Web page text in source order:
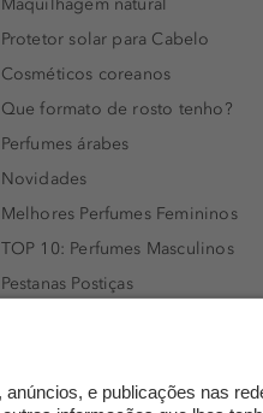
Protetor solar para Cabelo
Cosméticos coreanos
Que formato de rosto tenho?
Perfumes árabes
Novidades
Melhores Perfumes Femininos
TOP 10: Perfumes Masculinos
Pestanas Postiças
Rímel colorido